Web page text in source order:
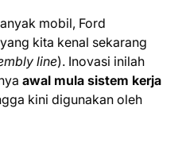
mobil, Ford
kita kenal sekarang
line). Inovasi inilah
awal mula sistem kerja
kini digunakan oleh